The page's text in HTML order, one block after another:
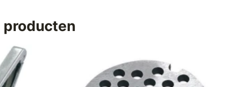
producten